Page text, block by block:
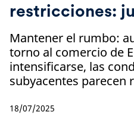
restricciones:
Mantener el rumbo:
torno al comercio de
intensificarse, las
subyacentes parecen
18/07/2025